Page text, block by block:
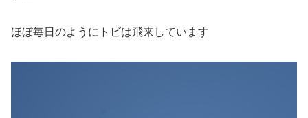
ほぼ毎日のようにトビは飛来しています